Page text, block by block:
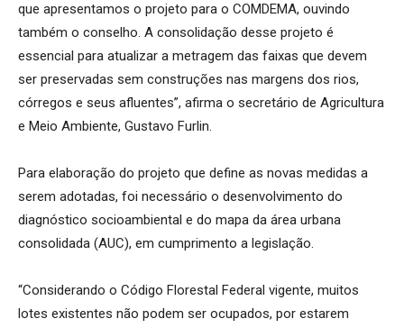
que apresentamos o projeto para o COMDEMA, ouvindo
também o conselho. A consolidação desse projeto é
essencial para atualizar a metragem das faixas que devem
ser preservadas sem construções nas margens dos rios,
córregos e seus afluentes”, afirma o secretário de Agricultura
e Meio Ambiente, Gustavo Furlin.
Para elaboração do projeto que define as novas medidas a
serem adotadas, foi necessário o desenvolvimento do
diagnóstico socioambiental e do mapa da área urbana
consolidada (AUC), em cumprimento a legislação.
“Considerando o Código Florestal Federal vigente, muitos
lotes existentes não podem ser ocupados, por estarem